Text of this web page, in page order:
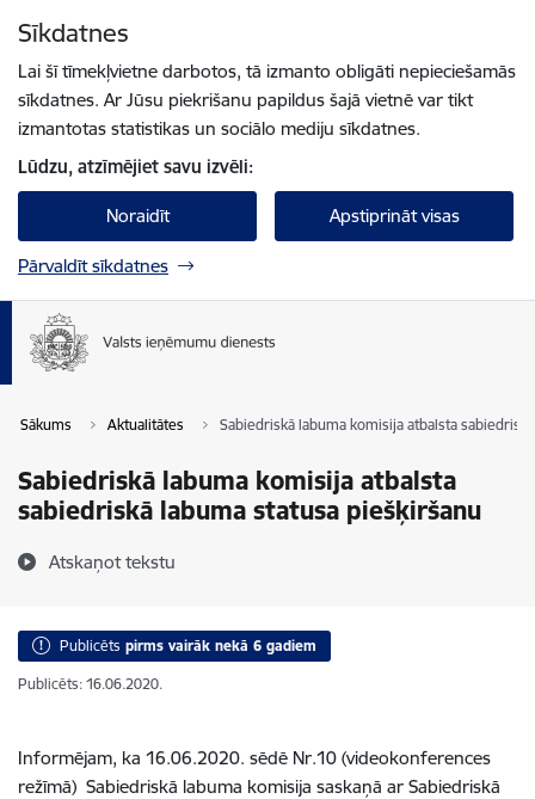
Sīkdatnes
Lai šī tīmekļvietne darbotos, tā izmanto obligāti nepieciešamās
sīkdatnes. Ar Jūsu piekrišanu papildus šajā vietnē var tikt
izmantotas statistikas un sociālo mediju sīkdatnes.
Lūdzu, atzīmējiet savu izvēli:
Noraidīt Apstiprināt visas
Pārvaldīt sīkdatnes
Sākums Aktualitātes Sabiedriskā labuma komisija atbalsta
Sabiedriskā labuma komisija atbalsta
sabiedriskā labuma statusa piešķiršanu
Atskaņot tekstu
Publicēts pirms vairāk nekā 6 gadiem
Publicēts: 16.06.2020.
Informējam, ka 16.06.2020. sēdē Nr.10 (videokonferences
režīmā) Sabiedriskā labuma komisija saskaņā ar Sabiedriskā